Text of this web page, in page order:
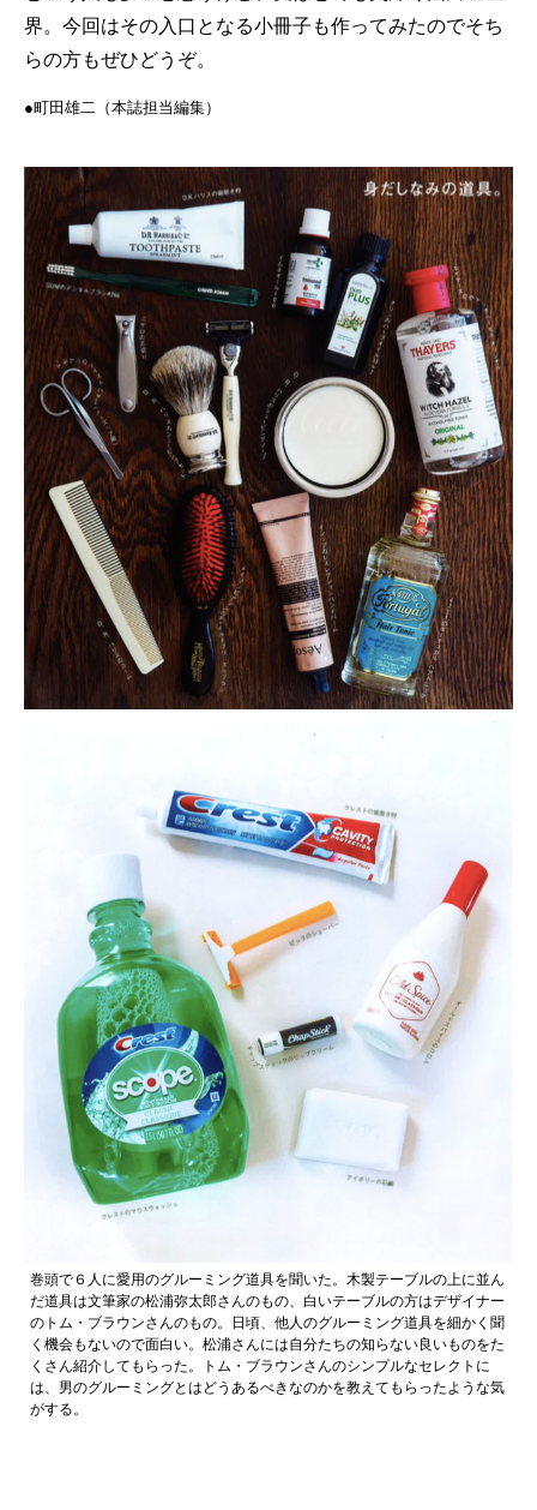
界。今回はその入口となる小冊子も作ってみたのでそち
らの方もぜひどうぞ。
●町田雄二（本誌担当編集）
巻頭で６人に愛用のグルーミング道具を聞いた。木製テーブルの上に並ん
だ道具は文筆家の松浦弥太郎さんのもの、白いテーブルの方はデザイナー
のトム・ブラウンさんのもの。日頃、他人のグルーミング道具を細かく聞
く機会もないので面白い。松浦さんには自分たちの知らない良いものをた
くさん紹介してもらった。トム・ブラウンさんのシンプルなセレクトに
は、男のグルーミングとはどうあるべきなのかを教えてもらったような気
がする。